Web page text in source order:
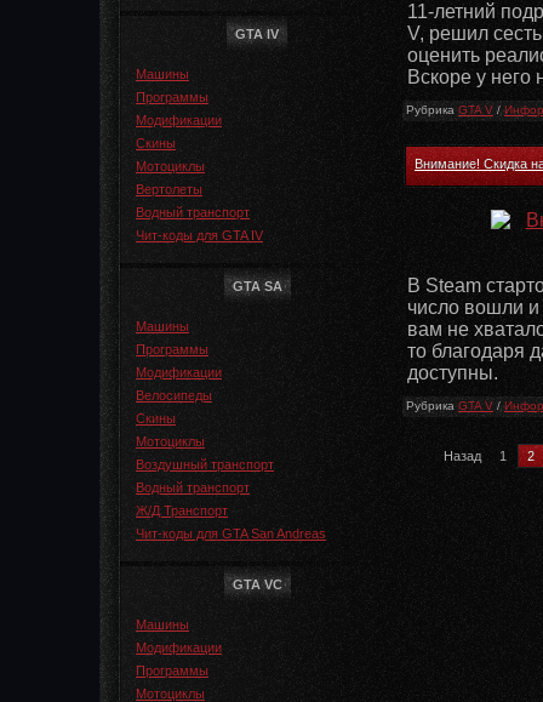
GTA IV
Машины
Программы
Модификации
Скины
Мотоциклы
Вертолеты
Водный транспорт
Чит-коды для GTA IV
GTA SA
Машины
Программы
Модификации
Велосипеды
Скины
Мотоциклы
Воздушный транспорт
Водный транспорт
Ж/Д Транспорт
Чит-коды для GTA San Andreas
GTA VC
Машины
Модификации
Программы
Мотоциклы
11-летний
V, решил
оценить
Вскоре у него
Рубрика GTA V /
Внимание! Скидка
В Steam
число вошли
вам не
то благодаря
доступны.
Рубрика GTA V /
Назад 1 2